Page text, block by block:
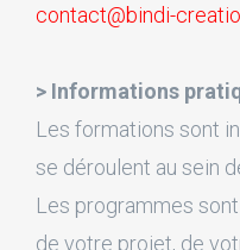
contact@bindi-
> Informations
Les formations sont
se déroulent au sein
Les programmes
de votre projet, de